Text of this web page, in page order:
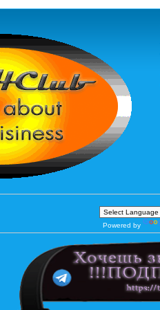
Powered by